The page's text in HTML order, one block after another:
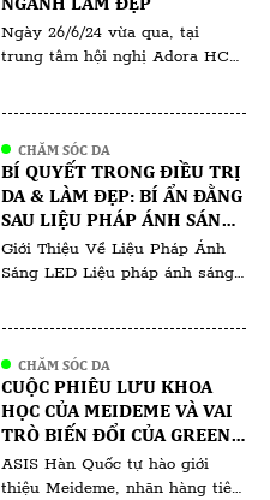
Chủ tịch Trần Văn Lật được
đánh giá cao bởi tầm […]
Ngày 26/6/24 vừa qua, tại
trung tâm hội nghị Adora HCM
chức , quy tụ hàng trăm
chuyên gia , khách mời và học
viên đến từ khắp nơi trong và
ngoài nước. Sự […]
CHĂM SÓC DA
BÍ QUYẾT TRONG ĐIỀU TRỊ
DA & LÀM ĐẸP: BÍ ẨN ĐẰNG
SAU LIỆU PHÁP ÁNH SÁNG
LED: KHÁM PHÁ BÍ QUYẾT
ĐỂ CÓ LÀN DA RẠNG RỠ
Giới Thiệu Về Liệu Pháp Ánh
Sáng LED Liệu pháp ánh sáng
làm đẹp và người tiêu dùng.
Phương pháp không xâm lấn
này sử dụng các bước sóng ánh
sáng đặc thù để giải quyết […]
CHĂM SÓC DA
CUỘC PHIÊU LƯU KHOA
HỌC CỦA MEIDEME VÀ VAI
TRÒ BIẾN ĐỔI CỦA GREEN
SALVIA TRONG HỘI CHỨNG
NGHIỆN CORTICOID
ASIS Hàn Quốc tự hào giới
thiệu Meideme, nhãn hàng tiên